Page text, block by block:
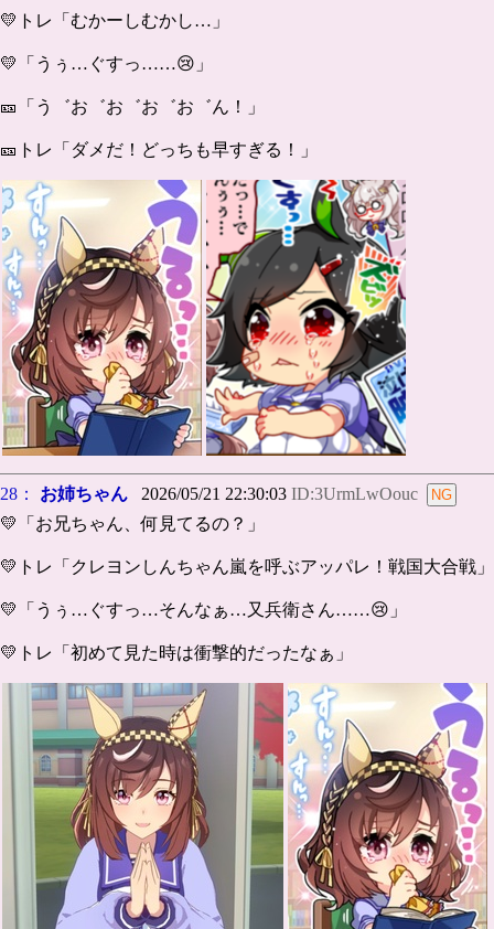
💛トレ「むかーしむかし…」
💛「うぅ…ぐすっ……😢」
🎫「う゛お゛お゛お゛お゛ん！」
🎫トレ「ダメだ！どっちも早すぎる！」
28： お姉ちゃん 2026/05/21 22:30:03 ID:3UrmLwOouc
💛「お兄ちゃん、何見てるの？」
💛トレ「クレヨンしんちゃん嵐を呼ぶアッパレ！戦国大合戦」
💛「うぅ…ぐすっ…そんなぁ…又兵衛さん……😢」
💛トレ「初めて見た時は衝撃的だったなぁ」